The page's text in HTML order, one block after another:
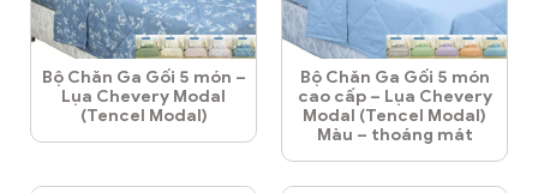
Bộ Chăn Ga Gối 5 món –
Lụa Chevery Modal
(Tencel Modal)
Bộ Chăn Ga Gối 5 món
cao cấp – Lụa Chevery
Modal (Tencel Modal)
Màu – thoáng mát